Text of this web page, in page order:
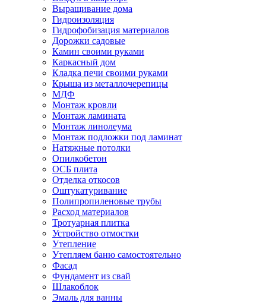
Выращивание дома
Гидроизоляция
Гидрофобизация материалов
Дорожки садовые
Камин своими руками
Каркасный дом
Кладка печи своими руками
Крыша из металлочерепицы
МДФ
Монтаж кровли
Монтаж ламината
Монтаж линолеума
Монтаж подложки под ламинат
Натяжные потолки
Опилкобетон
ОСБ плита
Отделка откосов
Оштукатуривание
Полипропиленовые трубы
Расход материалов
Тротуарная плитка
Устройство отмостки
Утепление
Утепляем баню самостоятельно
Фасад
Фундамент из свай
Шлакоблок
Эмаль для ванны